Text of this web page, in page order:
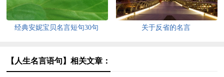
经典安妮宝贝名言短句30句 关于反省的名言
【人生名言语句】相关文章：